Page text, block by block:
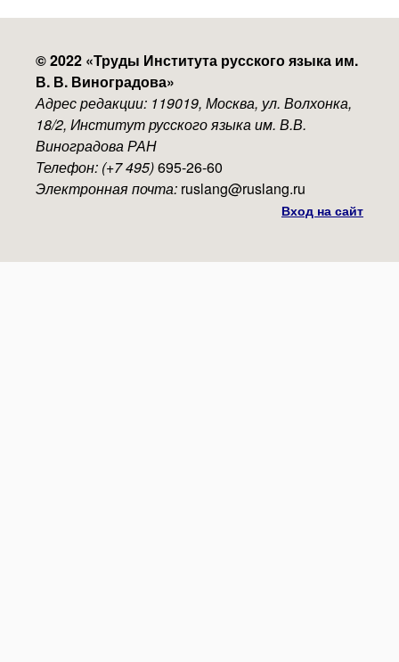
© 2022 «Труды Института русского языка им.
В. В. Виноградова»
Адрес редакции: 119019, Москва, ул. Волхонка,
18/2, Институт русского языка им. В.В.
Виноградова РАН
Телефон: (+7 495)695-26-60
Электронная почта: ruslang@ruslang.ru
Вход на сайт